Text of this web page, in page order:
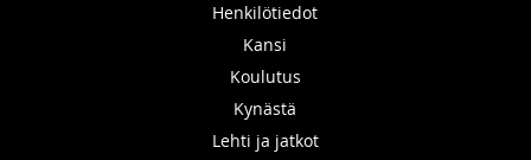
Henkilötiedot
Kansi
Koulutus
Kynästä
Lehti ja jatkot